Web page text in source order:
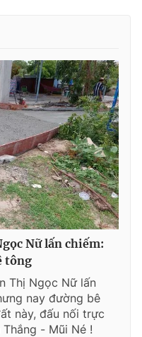
Nữ lấn chiếm:
tông
Thị Ngọc Nữ lấn
nay đường bê
này, đấu nối trực
- Mũi Né !